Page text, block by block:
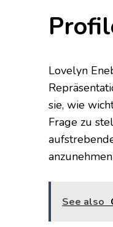
Lovelyn
sie, wie
Frage zu
See also